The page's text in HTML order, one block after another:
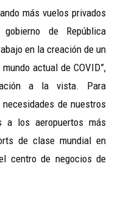
más vuelos privados
de República
en la creación de un
actual de COVID”,
a la vista. Para
de nuestros
a los aeropuertos más
de clase mundial en
centro de negocios de